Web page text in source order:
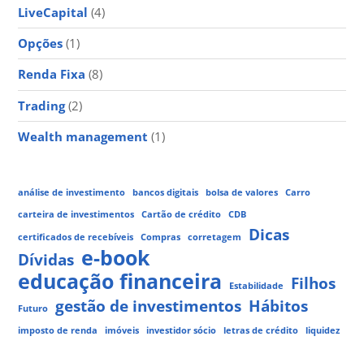
LiveCapital (4)
Opções (1)
Renda Fixa (8)
Trading(2)
Wealth management (1)
análise de investimento bancos digitais bolsa de valores
Carro
carteira de investimentos
Cartão de crédito
CDB
certificados de recebíveis
Compras corretagem
Dicas
Dívidas e-book
educação financeira
Estabilidade Filhos
Futuro gestão de investimentos Hábitos
imposto de renda imóveis investidor sócio letras de crédito
liquidez